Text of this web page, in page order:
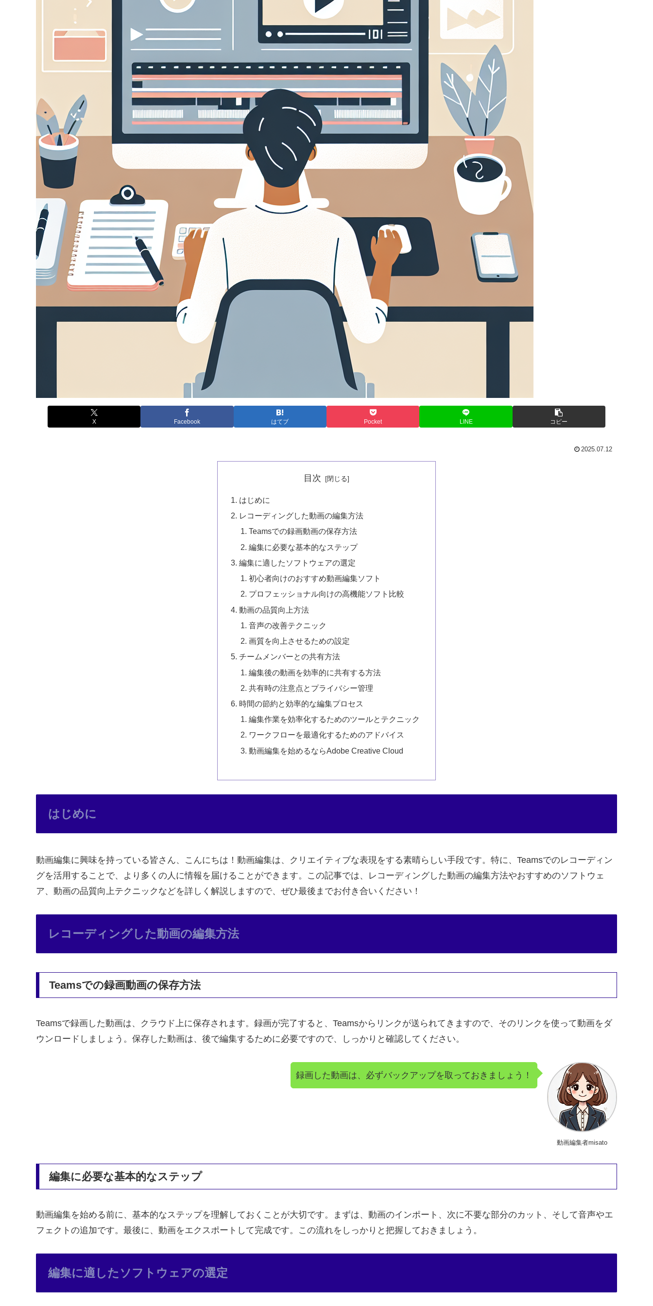
X Facebook はてブ Pocket LINE コピー
2025.07.12
目次
はじめに
レコーディングした動画の編集方法
Teamsでの録画動画の保存方法
編集に必要な基本的なステップ
編集に適したソフトウェアの選定
初心者向けのおすすめ動画編集ソフト
プロフェッショナル向けの高機能ソフト比較
動画の品質向上方法
音声の改善テクニック
画質を向上させるための設定
チームメンバーとの共有方法
編集後の動画を効率的に共有する方法
共有時の注意点とプライバシー管理
時間の節約と効率的な編集プロセス
編集作業を効率化するためのツールとテクニック
ワークフローを最適化するためのアドバイス
動画編集を始めるならAdobe Creative Cloud
はじめに
動画編集に興味を持っている皆さん、こんにちは！動画編集は、クリエイティブな表現をする素晴らしい手段です。特に、Teamsでのレコーディン
グを活用することで、より多くの人に情報を届けることができます。この記事では、レコーディングした動画の編集方法やおすすめのソフトウェ
ア、動画の品質向上テクニックなどを詳しく解説しますので、ぜひ最後までお付き合いください！
レコーディングした動画の編集方法
Teamsでの録画動画の保存方法
Teamsで録画した動画は、クラウド上に保存されます。録画が完了すると、Teamsからリンクが送られてきますので、そのリンクを使って動画をダ
ウンロードしましょう。保存した動画は、後で編集するために必要ですので、しっかりと確認してください。
動画編集者misato
録画した動画は、必ずバックアップを取っておきましょう！
編集に必要な基本的なステップ
動画編集を始める前に、基本的なステップを理解しておくことが大切です。まずは、動画のインポート、次に不要な部分のカット、そして音声やエ
フェクトの追加です。最後に、動画をエクスポートして完成です。この流れをしっかりと把握しておきましょう。
編集に適したソフトウェアの選定